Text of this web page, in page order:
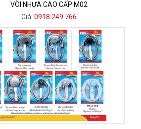
VÒI NHỰA CAO CẤP M02
Giá: 0918 249 766